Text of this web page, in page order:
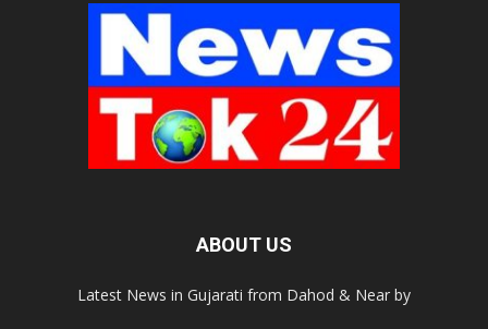
ABOUT US
Latest News in Gujarati from Dahod & Near by